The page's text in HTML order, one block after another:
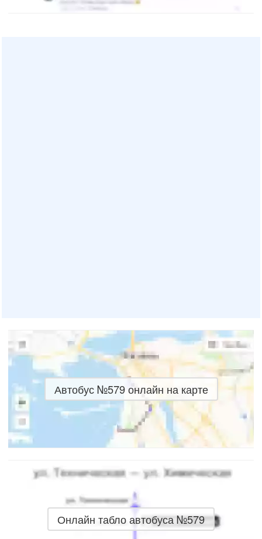
Автобус №579 онлайн на карте
Онлайн табло автобуса №579